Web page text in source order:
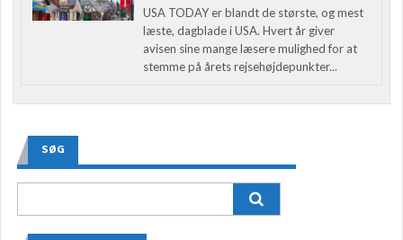
USA TODAY er blandt de største, og mest
læste, dagblade i USA. Hvert år giver
avisen sine mange læsere mulighed for at
stemme på årets rejsehøjdepunkter...
SØG